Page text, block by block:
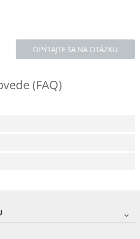
OPÝTAJTE SA NA OTÁZKU
(FAQ)